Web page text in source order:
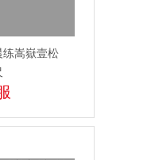
练嵩嶽壹松